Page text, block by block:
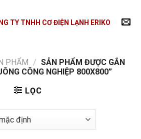
TY TNHH CƠ ĐIỆN LẠNH ERIKO
PHẨM / SẢN PHẨM ĐƯỢC GẮN
CÔNG NGHIỆP 800X800”
LỌC